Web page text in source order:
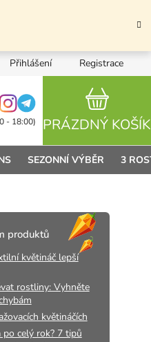
Přihlášení Registrace
- 18:00) PRÁZDNÝ KOŠÍK
SEZONNÍ VÝBĚR 3
produktů
květináč lepší
rostliny: Vyhněte
květináčích
po celý rok? 7 tipů